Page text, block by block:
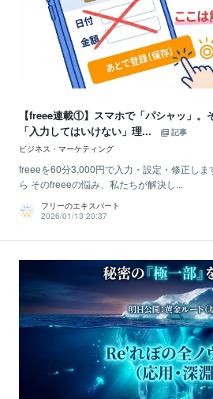
【freee連載①】スマホで「パシャッ」。
「入力してはいけない」理...
記事
ビジネス・マーケティング
freeeを60分3,000円で入力・設定・修正し
ら そのfreeeの悩み、私たちが解決し...
フリーのエキスパート
2026/01/13 20:37